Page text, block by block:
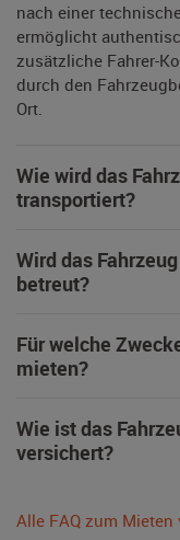
nach einer
ermöglicht
zusätzliche Fahrer-
durch den
Ort.
Wie wird das
transportiert?
Wird das
betreut?
Für welche
mieten?
Wie ist das
versichert?
Alle FAQ zum